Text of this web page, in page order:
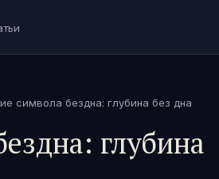
символа бездна: глубина без дна
глубина